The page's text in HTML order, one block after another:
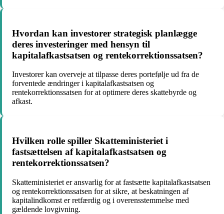
Hvordan kan investorer strategisk planlægge
deres investeringer med hensyn til
kapitalafkastsatsen og rentekorrektionssatsen?
Investorer kan overveje at tilpasse deres portefølje ud fra de
forventede ændringer i kapitalafkastsatsen og
rentekorrektionssatsen for at optimere deres skattebyrde og
afkast.
Hvilken rolle spiller Skatteministeriet i
fastsættelsen af kapitalafkastsatsen og
rentekorrektionssatsen?
Skatteministeriet er ansvarlig for at fastsætte kapitalafkastsatsen
og rentekorrektionssatsen for at sikre, at beskatningen af
kapitalindkomst er retfærdig og i overensstemmelse med
gældende lovgivning.